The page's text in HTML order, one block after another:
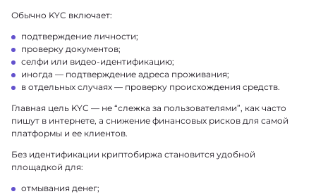
Обычно KYC включает:
подтверждение личности;
проверку документов;
селфи или видео-идентификацию;
иногда — подтверждение адреса проживания;
в отдельных случаях — проверку происхождения средств.
Главная цель KYC — не “слежка за пользователями”, как часто
пишут в интернете, а снижение финансовых рисков для самой
платформы и ее клиентов.
Без идентификации криптобиржа становится удобной
площадкой для:
отмывания денег;